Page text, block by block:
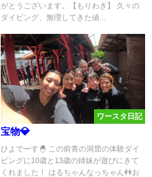
がとうございます。【もりわき】 久々の
ダイビング、無理してきた値...
ワースタ日記
宝物💎
ひよでーす🐣 この前青の洞窟の体験ダイ
ビングに10歳と13歳の姉妹が遊びにきて
くれました！ はるちゃんなっちゃん👭お